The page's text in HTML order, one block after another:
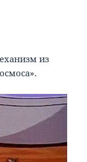
из